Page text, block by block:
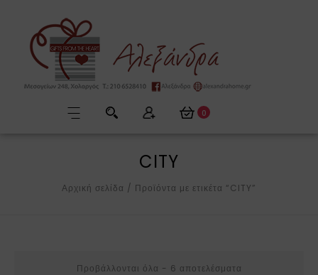
0
CITY
Αρχική σελίδα / Προϊόντα με ετικέτα “CITY”
Προβάλλονται όλα - 6 αποτελέσματα